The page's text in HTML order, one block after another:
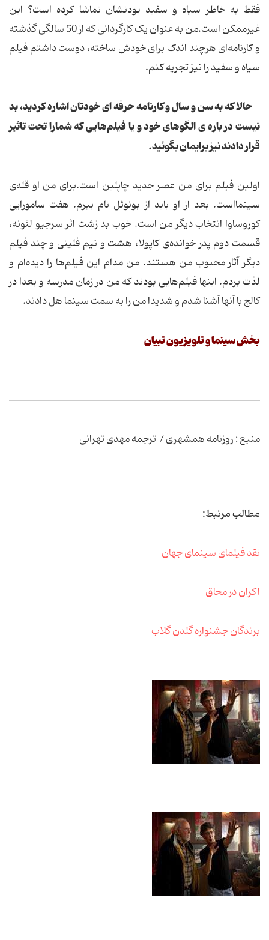
فقط به خاطر سیاه و سفید بودنشان تماشا کرده است؟ این
غیرممکن است.من به عنوان یک کارگردانی که از 50 سالگی گذشته
و کارنامه‌ای هرچند اندک برای خودش ساخته، دوست داشتم فیلم
سیاه و سفید را نیز تجریه کنم.
حالا که به سن و سال و کارنامه حرفه ای خودتان اشاره کردید، بد
نیست در باره ی الگوهای خود و یا فیلم‌هایی که شمارا تحت تاثیر
قرار دادند نیز برایمان بگوئید.
اولین فیلم برای من عصر جدید چاپلین است.برای من او قله‌ی
سینمااست. بعد از او باید از بونوئل نام ببرم. هفت سامورایی
کوروساوا انتخاب دیگر من است. خوب بد زشت اثر سرجیو لئونه،
قسمت دوم پدر خوانده‌ی کاپولا، هشت و نیم فلینی و چند فیلم
دیگر آثار محبوب من هستند. من مدام این فیلم‌ها را دیده‌ام و
لذت بردم. اینها فیلم‌هایی بودند که من در زمان مدرسه و بعدا در
کالج با آنها آشنا شدم و شدیدا من را به سمت سینما هل دادند.
بخش سینما و تلویزیون تبیان
منبع : روزنامه همشهری / ترجمه مهدی تهرانی
مطالب مرتبط:
نقد فیلمای سینمای جهان
اکران در محاق
برندگان جشنواره گلدن گلاب